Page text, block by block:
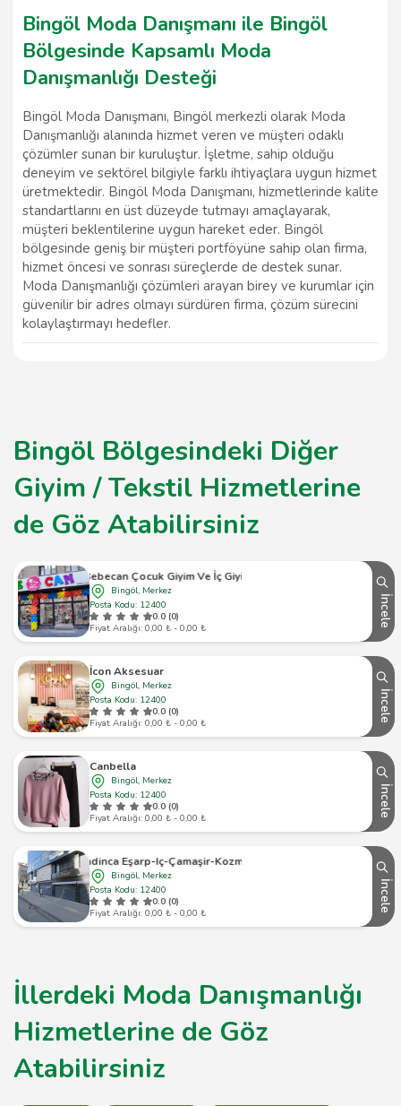
Bingöl Moda Danışmanı ile Bingöl
Bölgesinde Kapsamlı Moda
Danışmanlığı Desteği
Bingöl Moda Danışmanı, Bingöl merkezli olarak Moda
Danışmanlığı alanında hizmet veren ve müşteri odaklı
çözümler sunan bir kuruluştur. İşletme, sahip olduğu
deneyim ve sektörel bilgiyle farklı ihtiyaçlara uygun hizmet
üretmektedir. Bingöl Moda Danışmanı, hizmetlerinde kalite
standartlarını en üst düzeyde tutmayı amaçlayarak,
müşteri beklentilerine uygun hareket eder. Bingöl
bölgesinde geniş bir müşteri portföyüne sahip olan firma,
hizmet öncesi ve sonrası süreçlerde de destek sunar.
Moda Danışmanlığı çözümleri arayan birey ve kurumlar için
güvenilir bir adres olmayı sürdüren firma, çözüm sürecini
kolaylaştırmayı hedefler.
Bingöl Bölgesindeki Diğer
Giyim / Tekstil Hizmetlerine
de Göz Atabilirsiniz
Bebecan Çocuk Giyim Ve İç Giyim
Bingöl, Merkez
Posta Kodu: 12400
0.0 (0)
Fiyat Aralığı: 0,00 ₺ - 0,00 ₺
İncele
İcon Aksesuar
Bingöl, Merkez
Posta Kodu: 12400
0.0 (0)
Fiyat Aralığı: 0,00 ₺ - 0,00 ₺
İncele
Canbella
Bingöl, Merkez
Posta Kodu: 12400
0.0 (0)
Fiyat Aralığı: 0,00 ₺ - 0,00 ₺
İncele
Kadinca Eşarp-Iç-Çamaşir-Kozmetik
Bingöl, Merkez
Posta Kodu: 12400
0.0 (0)
Fiyat Aralığı: 0,00 ₺ - 0,00 ₺
İncele
İllerdeki Moda Danışmanlığı
Hizmetlerine de Göz
Atabilirsiniz